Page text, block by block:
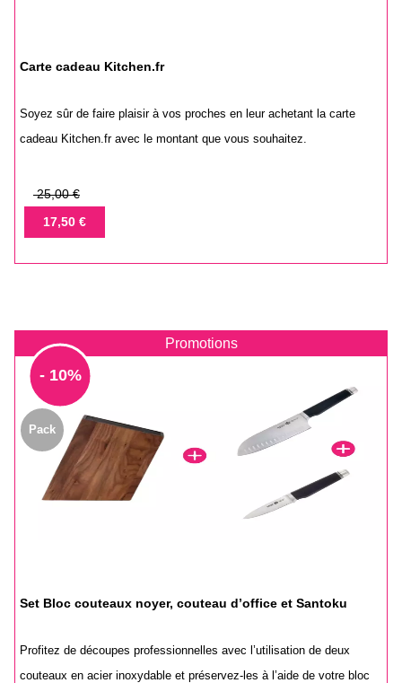
Carte cadeau Kitchen.fr
Soyez sûr de faire plaisir à vos proches en leur achetant la carte
cadeau Kitchen.fr avec le montant que vous souhaitez.
Prix
base
25,00 €
Prix17,50 €
Promotions
- 10%
Set Bloc couteaux noyer, couteau d’office et Santoku
Profitez de découpes professionnelles avec l’utilisation de deux
couteaux en acier inoxydable et préservez-les à l’aide de votre bloc
Pack